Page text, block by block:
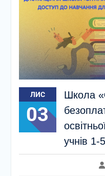
ЛИС
03
Школа
учнів 1-